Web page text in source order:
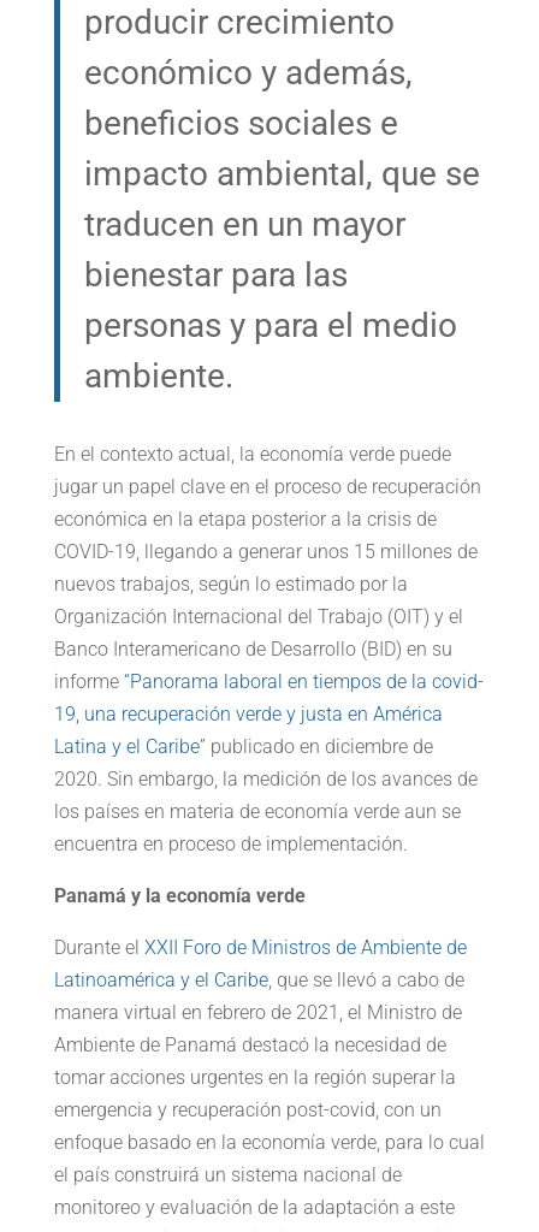
producir crecimiento
económico y además,
beneficios sociales e
impacto ambiental, que se
traducen en un mayor
bienestar para las
personas y para el medio
ambiente.
En el contexto actual, la economía verde puede
jugar un papel clave en el proceso de recuperación
económica en la etapa posterior a la crisis de
COVID-19, llegando a generar unos 15 millones de
nuevos trabajos, según lo estimado por la
Organización Internacional del Trabajo (OIT) y el
Banco Interamericano de Desarrollo (BID) en su
informe “Panorama laboral en tiempos de la covid-
19, una recuperación verde y justa en América
Latina y el Caribe” publicado en diciembre de
2020. Sin embargo, la medición de los avances de
los países en materia de economía verde aun se
encuentra en proceso de implementación.
Panamá y la economía verde
Durante el XXII Foro de Ministros de Ambiente de
Latinoamérica y el Caribe, que se llevó a cabo de
manera virtual en febrero de 2021, el Ministro de
Ambiente de Panamá destacó la necesidad de
tomar acciones urgentes en la región superar la
emergencia y recuperación post-covid, con un
enfoque basado en la economía verde, para lo cual
el país construirá un sistema nacional de
monitoreo y evaluación de la adaptación a este